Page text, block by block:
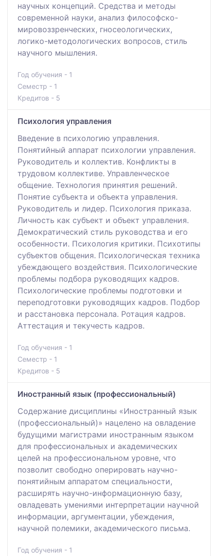
научных концепций. Средства и методы
современной науки, анализ философско-
мировоззренческих, гносеологических,
логико-методологических вопросов, стиль
научного мышления.
Год обучения - 1
Семестр - 1
Кредитов - 5
Психология управления
Введение в психологию управления.
Понятийный аппарат психологии управления.
Руководитель и коллектив. Конфликты в
трудовом коллективе. Управленческое
общение. Технология принятия решений.
Понятие субъекта и объекта управления.
Руководитель и лидер. Психология приказа.
Личность как субъект и объект управления.
Демократический стиль руководства и его
особенности. Психология критики. Психотипы
субъектов общения. Психологическая техника
убеждающего воздействия. Психологические
проблемы подбора руководящих кадров.
Психологические проблемы подготовки и
переподготовки руководящих кадров. Подбор
и расстановка персонала. Ротация кадров.
Аттестация и текучесть кадров.
Год обучения - 1
Семестр - 1
Кредитов - 5
Иностранный язык (профессиональный)
Содержание дисциплины «Иностранный язык
(профессиональный)» нацелено на овладение
будущими магистрами иностранным языком
для профессиональных и академических
целей на профессиональном уровне, что
позволит свободно оперировать научно-
понятийным аппаратом специальности,
расширять научно-информационную базу,
овладевать умениями интерпретации научной
информации, аргументации, убеждения,
научной полемики, академического письма.
Год обучения - 1